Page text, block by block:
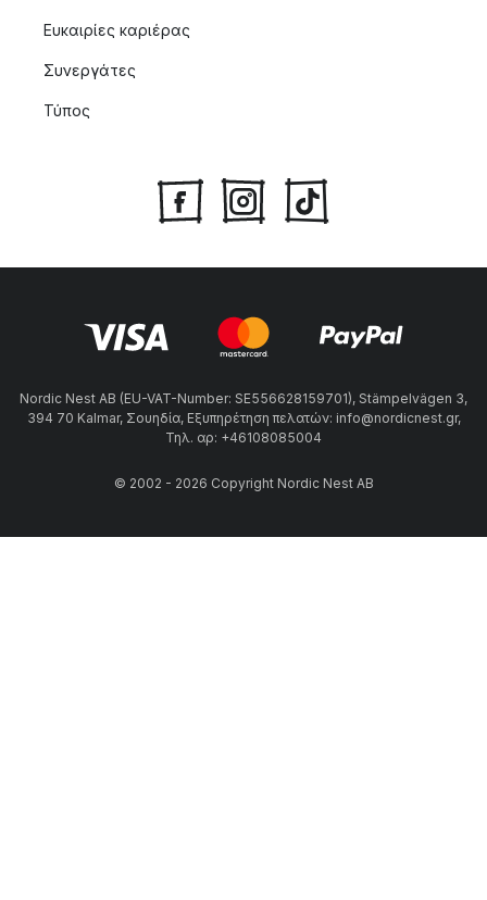
Ευκαιρίες καριέρας
Συνεργάτες
Τύπος
Nordic Nest AB (EU-VAT-Number: SE556628159701), Stämpelvägen 3,
394 70 Kalmar, Σουηδία, Εξυπηρέτηση πελατών: info@nordicnest.gr,
Τηλ. αρ: +46108085004
© 2002 - 2026 Copyright Nordic Nest AB